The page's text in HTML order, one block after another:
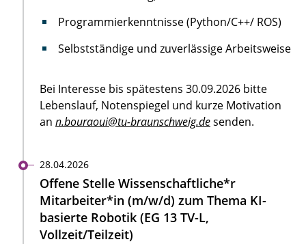
Programmierkenntnisse (Python/C++/ ROS)
Selbstständige und zuverlässige Arbeitsweise
Bei Interesse bis spätestens 30.09.2026 bitte
Lebenslauf, Notenspiegel und kurze Motivation
an n.bouraoui@tu-braunschweig.desenden.
28.04.2026
Offene Stelle Wissenschaftliche*r
Mitarbeiter*in (m/w/d) zum Thema KI-
basierte Robotik (EG 13 TV-L,
Vollzeit/Teilzeit)